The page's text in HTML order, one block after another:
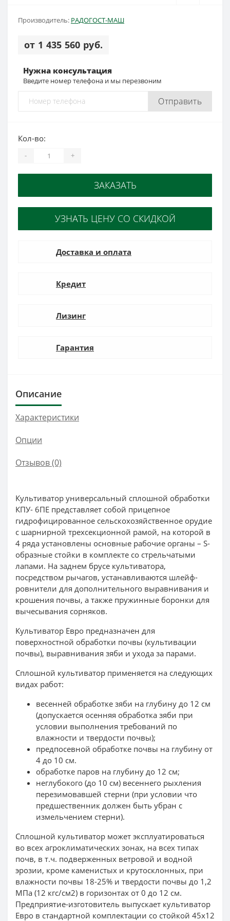
Производитель: РАДОГОСТ-МАШ
от 1 435 560 руб.
Нужна консультация
Введите номер телефона и мы перезвоним
Отправить
Кол-во:
- +
ЗАКАЗАТЬ
УЗНАТЬ ЦЕНУ СО СКИДКОЙ
Доставка и оплата
Кредит
Лизинг
Гарантия
Описание
Характеристики
Опции
Отзывов (0)
Культиватор универсальный сплошной обработки
КПУ- 6ПЕ представляет собой прицепное
гидрофицированное сельскохозяйственное орудие
с шарнирной трехсекционной рамой, на которой в
4 ряда установлены основные рабочие органы – S-
образные стойки в комплекте со стрельчатыми
лапами. На заднем брусе культиватора,
посредством рычагов, устанавливаются шлейф-
ровнители для дополнительного выравнивания и
крошения почвы, а также пружинные боронки для
вычесывания сорняков.
Культиватор Евро предназначен для
поверхностной обработки почвы (культивации
почвы), выравнивания зяби и ухода за парами.
Сплошной культиватор применяется на следующих
видах работ:
весенней обработке зяби на глубину до 12 см
(допускается осенняя обработка зяби при
условии выполнения требований по
влажности и твердости почвы);
предпосевной обработке почвы на глубину от
4 до 10 см.
обработке паров на глубину до 12 см;
неглубокого (до 10 см) весеннего рыхления
перезимовавшей стерни (при условии что
предшественник должен быть убран с
измельчением стерни).
Сплошной культиватор может эксплуатироваться
во всех агроклиматических зонах, на всех типах
почв, в т.ч. подверженных ветровой и водной
эрозии, кроме каменистых и крутосклонных, при
влажности почвы 18-25% и твердости почвы до 1,2
МПа (12 кгс/см2) в горизонтах от 0 до 12 см.
Предприятие-изготовитель выпускает культиватор
Евро в стандартной комплектации со стойкой 45х12